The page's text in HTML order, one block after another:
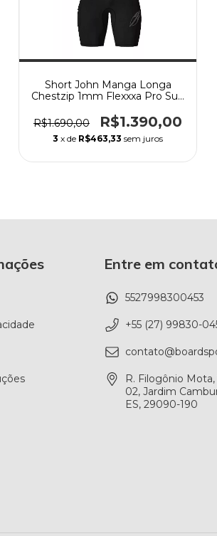
Short John Manga Longa
Chestzip 1mm Flexxxa Pro Surf
R$1.690,00
R$1.390,00
3 x de R$463,33 sem juros
Entre em
5527998300453
+55 (27) 99830-
R. Filogônio Mota,
02, Jardim
ES, 29090-190